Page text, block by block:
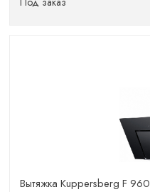
Вытяжка Kuppersberg F 960